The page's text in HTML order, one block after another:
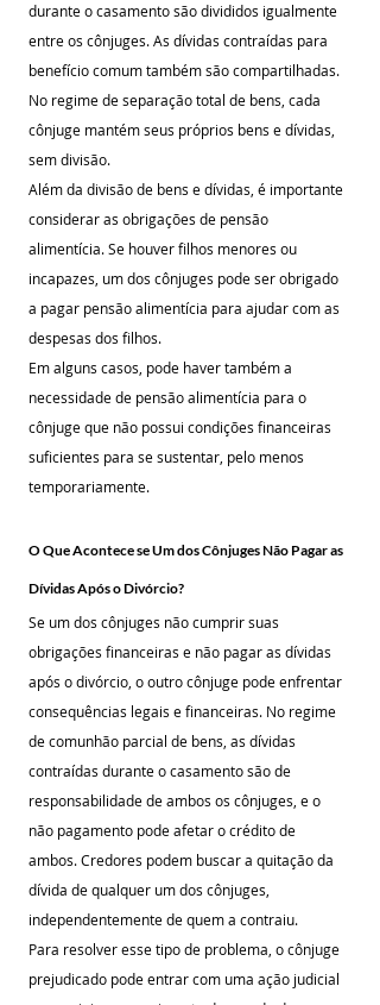
durante o casamento são divididos igualmente
entre os cônjuges. As dívidas contraídas para
benefício comum também são compartilhadas.
No regime de separação total de bens, cada
cônjuge mantém seus próprios bens e dívidas,
sem divisão.
Além da divisão de bens e dívidas, é importante
considerar as obrigações de pensão
alimentícia. Se houver filhos menores ou
incapazes, um dos cônjuges pode ser obrigado
a pagar pensão alimentícia para ajudar com as
despesas dos filhos.
Em alguns casos, pode haver também a
necessidade de pensão alimentícia para o
cônjuge que não possui condições financeiras
suficientes para se sustentar, pelo menos
temporariamente.
O Que Acontece se Um dos Cônjuges Não Pagar as
Dívidas Após o Divórcio?
Se um dos cônjuges não cumprir suas
obrigações financeiras e não pagar as dívidas
após o divórcio, o outro cônjuge pode enfrentar
consequências legais e financeiras. No regime
de comunhão parcial de bens, as dívidas
contraídas durante o casamento são de
responsabilidade de ambos os cônjuges, e o
não pagamento pode afetar o crédito de
ambos. Credores podem buscar a quitação da
dívida de qualquer um dos cônjuges,
independentemente de quem a contraiu.
Para resolver esse tipo de problema, o cônjuge
prejudicado pode entrar com uma ação judicial